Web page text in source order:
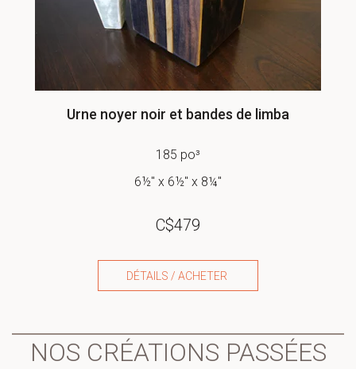
Urne noyer noir et bandes de limba
185 po³
6½" x 6½" x 8¼"
C$479
DÉTAILS / ACHETER
NOS CRÉATIONS PASSÉES